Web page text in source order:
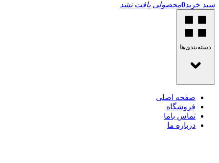
سبد خرید0محصولی یافت نشد
دسته‌بندی‌ها
صفحه اصلی
فروشگاه
تماس باما
درباره ما